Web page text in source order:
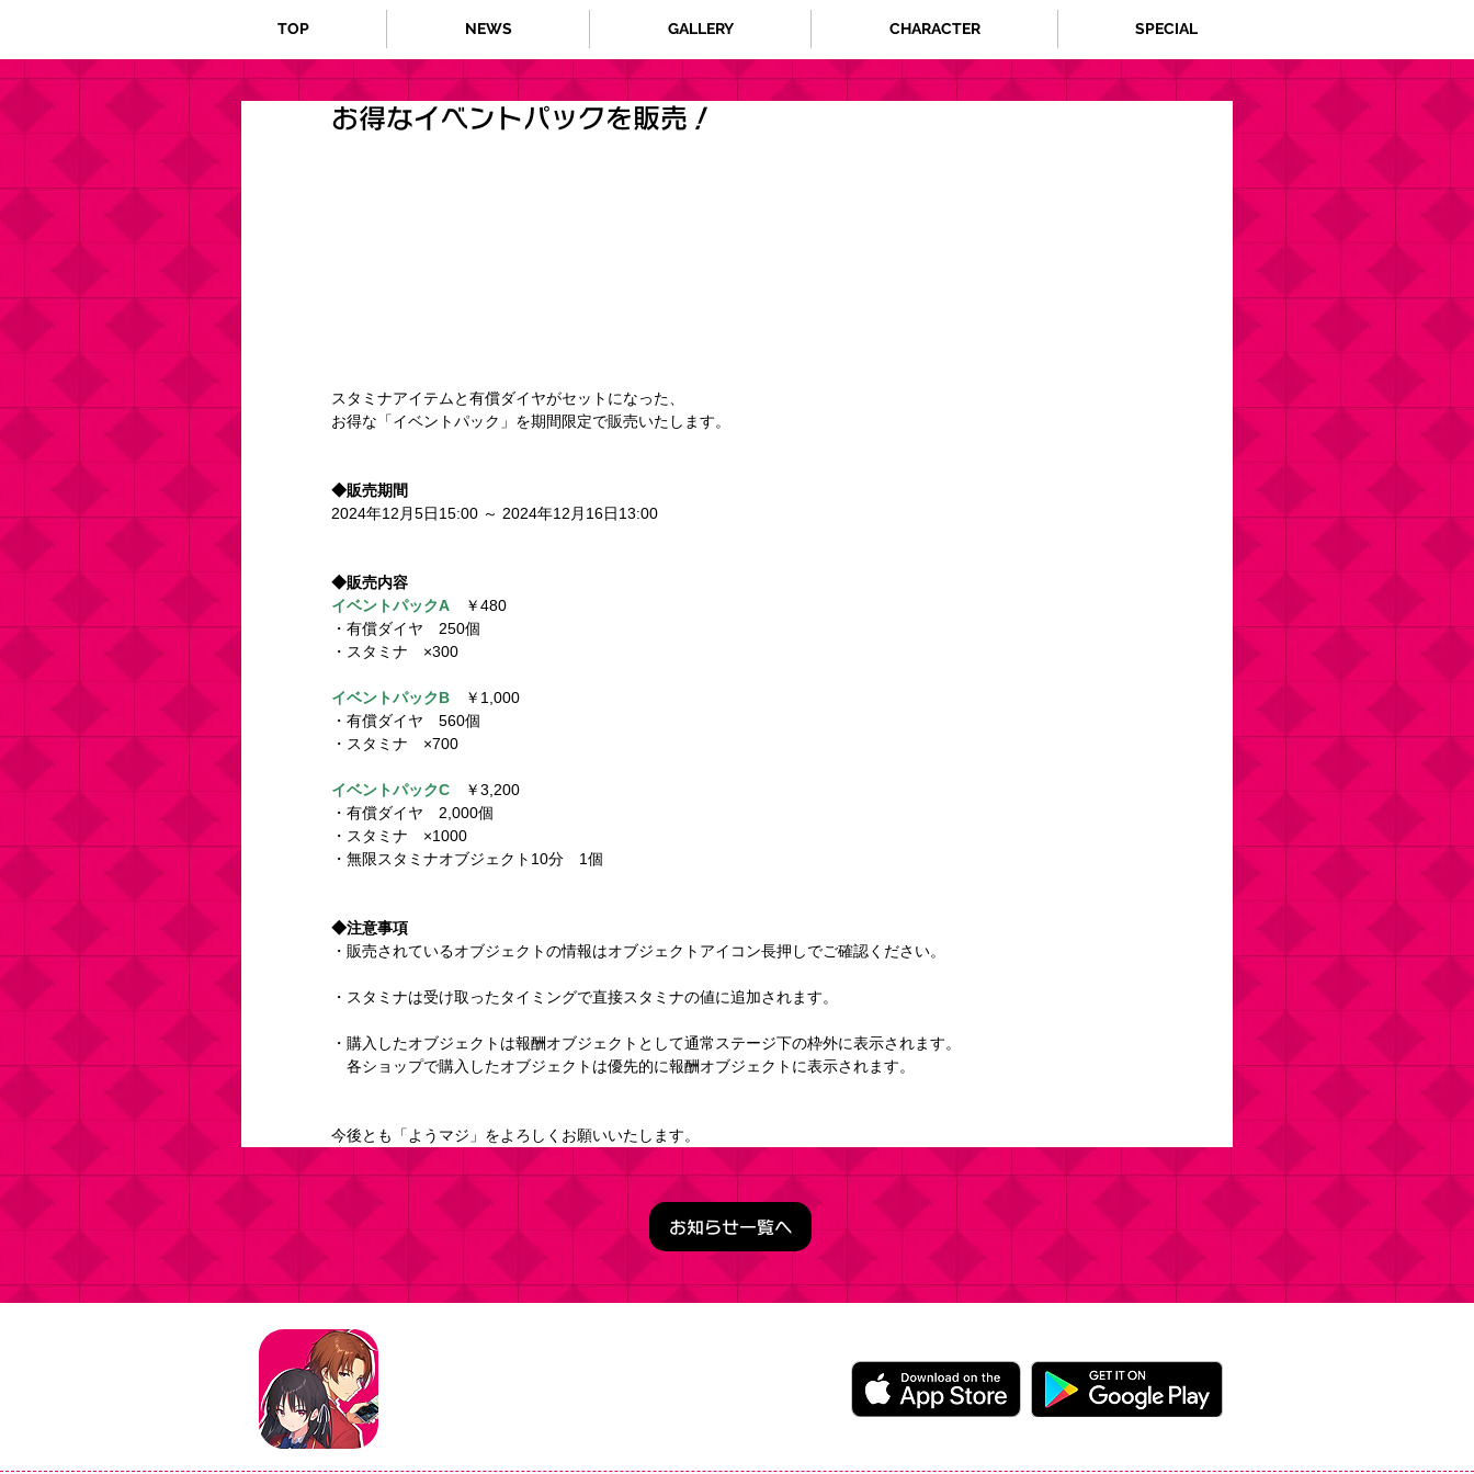
TOP NEWS GALLERY CHARACTER SPECIAL
お得なイベントパックを販売！
スタミナアイテムと有償ダイヤがセットになった、
お得な「イベントパック」を期間限定で販売いたします。
◆販売期間
2024年12月5日15:00 ～ 2024年12月16日13:00
◆販売内容
イベントパックA ￥480
・有償ダイヤ　250個
・スタミナ　×300
イベントパックB ￥1,000
・有償ダイヤ　560個
・スタミナ　×700
イベントパックC ￥3,200
・有償ダイヤ　2,000個
・スタミナ　×1000
・無限スタミナオブジェクト10分　1個
◆注意事項
・販売されているオブジェクトの情報はオブジェクトアイコン長押しでご確認ください。
・スタミナは受け取ったタイミングで直接スタミナの値に追加されます。
・購入したオブジェクトは報酬オブジェクトとして通常ステージ下の枠外に表示されます。
各ショップで購入したオブジェクトは優先的に報酬オブジェクトに表示されます。
今後とも「ようマジ」をよろしくお願いいたします。
お知らせ一覧へ